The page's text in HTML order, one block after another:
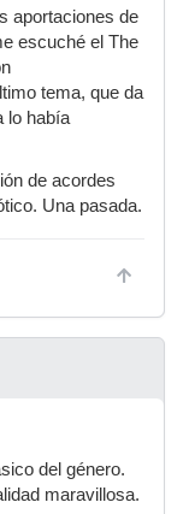
aportaciones de
escuché el The
tema, que da
lo había
de acordes
Una pasada.
del género.
maravillosa.